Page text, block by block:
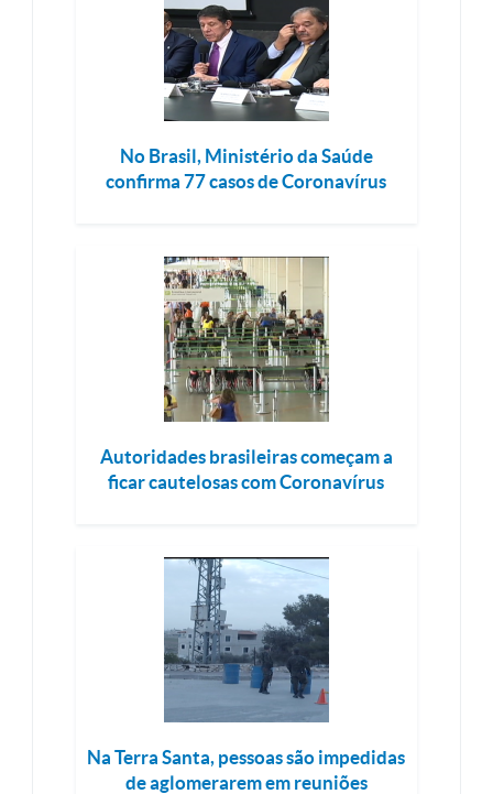
No Brasil, Ministério da Saúde
confirma 77 casos de Coronavírus
Autoridades brasileiras começam a
ficar cautelosas com Coronavírus
Na Terra Santa, pessoas são impedidas
de aglomerarem em reuniões